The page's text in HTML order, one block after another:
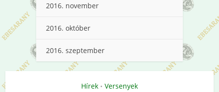
2016. november
2016. október
2016. szeptember
Hírek • Versenyek